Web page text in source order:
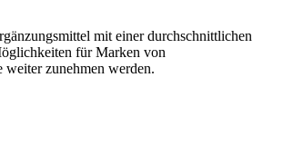
mit einer durchschnittlichen
für Marken von
weiter zunehmen werden.